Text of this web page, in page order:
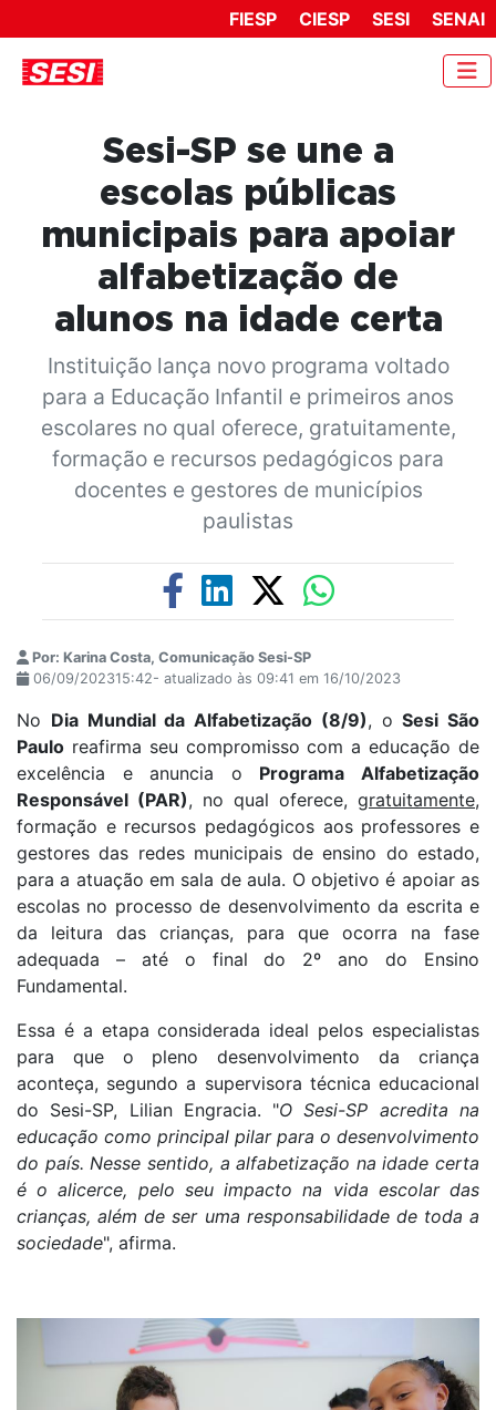
FIESP CIESP SESI SENAI
Sesi-SP se une a
escolas públicas
municipais para apoiar
alfabetização de
alunos na idade certa
Instituição lança novo programa voltado
para a Educação Infantil e primeiros anos
escolares no qual oferece, gratuitamente,
formação e recursos pedagógicos para
docentes e gestores de municípios
paulistas
Por: Karina Costa, Comunicação Sesi-SP
06/09/202315:42- atualizado às 09:41 em 16/10/2023
No Dia Mundial da Alfabetização (8/9), oSesi São
Paulo reafirma seu compromisso com a educação de
excelência e anuncia o Programa Alfabetização
Responsável (PAR), no qual oferece, gratuitamente,
formação e recursos pedagógicos aos professores e
gestores das redes municipais de ensino do estado,
para a atuação em sala de aula. O objetivo é apoiar as
escolas no processo de desenvolvimento da escrita e
da leitura das crianças, para que ocorra na fase
adequada – até o final do 2º ano do Ensino
Fundamental.
Essa é a etapa considerada ideal pelos especialistas
para que o pleno desenvolvimento da criança
aconteça, segundo a supervisora técnica educacional
do Sesi-SP, Lilian Engracia. "O Sesi-SP acredita na
educação como principal pilar para o desenvolvimento
do país. Nesse sentido, a alfabetização na idade certa
é o alicerce, pelo seu impacto na vida escolar das
crianças, além de ser uma responsabilidade de toda a
sociedade", afirma.